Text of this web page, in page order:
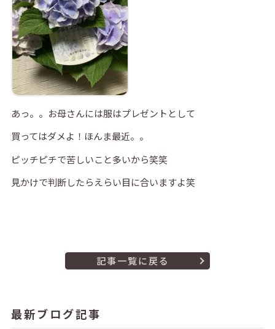
あっ。。お母さんには服はプレゼントとして
買ってはダメよ！ほんま最近。。
ピッチピチで苦しいこと多いから笑笑
見かけで判断したらえらい目に合いますよ笑
記事一覧に戻る
最新ブログ記事